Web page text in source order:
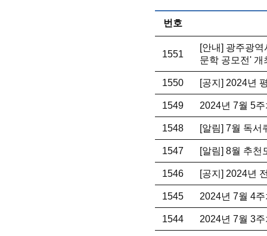
번호
1551
[안내] 광주광
문학 공모전' 개
1550 [공지] 2024년
1549 2024년 7월 5
1548 [알림] 7월 독서
1547 [알림] 8월 추천
1546 [공지] 2024년
1545 2024년 7월 4
1544 2024년 7월 3